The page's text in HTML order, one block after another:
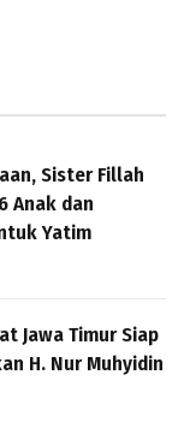
Sister Fillah
Anak dan
Yatim
Jawa Timur Siap
H. Nur Muhyidin